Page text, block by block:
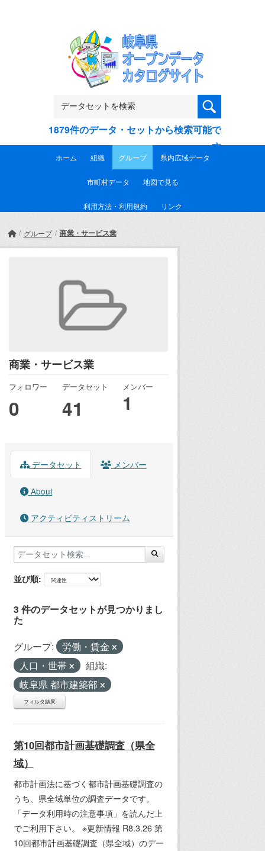
1879件のデータ・セットから検索可能で
す
ホーム 組織 グループ 県内広域データ
市町村データ 地図で見る
利用方法・利用規約 リンク
グループ 商業・サービス業
商業・サービス業
フォロワー
0
データセット
41
メンバー
1
データセット メンバー
About
アクティビティストリーム
並び順
3 件のデータセットが見つかりまし
た
グループ:
労働・賃金
人口・世帯
組織:
岐阜県 都市建築部
フィルタ結果
第10回都市計画基礎調査（県全
域）
都市計画法に基づく都市計画基礎調査の
うち、県全域単位の調査データです。
「データ利用時の注意事項」を読んだ上
でご利用下さい。 ※更新情報 R8.3.26 第
10回都市計画基礎調査（県全域）のデー